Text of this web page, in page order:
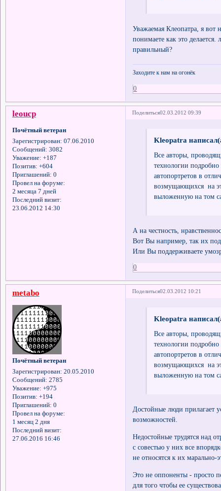
Уважаемая Клеопатра, я
понимаете как это
правильный?
Заходите к нам на огонёк
0
Поделиться02.03.2012 09:39
leоucp
Почётный ветеран
Зарегистрирован: 07.06.2010
Сообщений: 3082
Уважение: +187
Позитив: +604
Приглашений: 0
Провел на форуме:
2 месяца 7 дней
Последний визит:
23.06.2012 14:30
Kleopatra
Все авторы,
технологии
автопортретов в
возмущающихся на
выложенную на том
А на честность,
Вот Вы например, так их
Или Вы поддерживаете
0
Поделиться02.03.2012 10:21
metabo
Почётный ветеран
Зарегистрирован: 20.05.2010
Сообщений: 2785
Уважение: +975
Позитив: +194
Приглашений: 0
Провел на форуме:
1 месяц 2 дня
Последний визит:
27.06.2016 16:46
Kleopatra
Все авторы,
технологии
автопортретов в
возмущающихся на
выложенную на том
Достойные люди прилагает
возможностей.
Недостойные трудятся над
с совестью у них все
не относятся к их
Это не оппоненты - просто
для того чтобы ее